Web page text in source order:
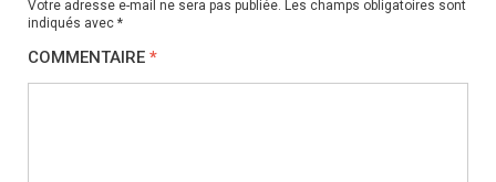
Votre adresse e-mail ne sera pas publiée. Les champs obligatoires sont
indiqués avec *
COMMENTAIRE *